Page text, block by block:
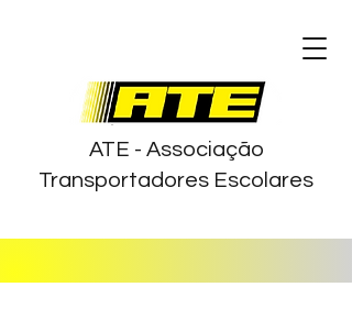
ATE - Associação
Transportadores Escolares